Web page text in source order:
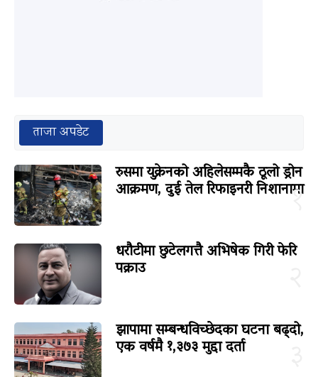
ताजा अपडेट
१
रुसमा युक्रेनको अहिलेसम्मकै ठूलो ड्रोन
आक्रमण, दुई तेल रिफाइनरी निशानामा
धरौटीमा छुटेलगत्तै अभिषेक गिरी फेरि
पक्राउ
झापामा सम्बन्धविच्छेदका घटना बढ्दो,
एक वर्षमै १,३७३ मुद्दा दर्ता